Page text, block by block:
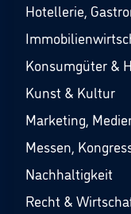
Hotellerie,
Konsumgüter &
Kunst & Kultur
Marketing,
Messen,
Nachhaltigkeit
Recht &